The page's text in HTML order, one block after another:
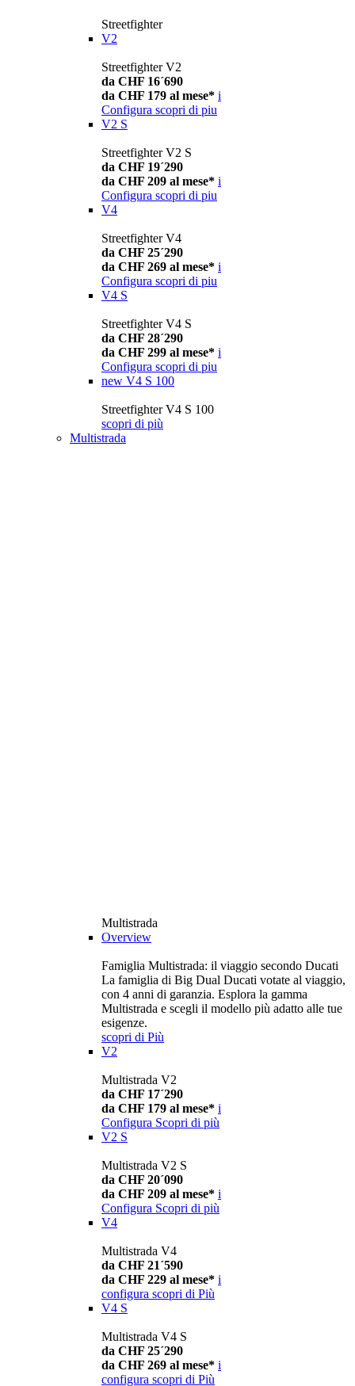
Streetfighter
V2
Streetfighter V2
da CHF 16´690
da CHF 179 al mese* i
Configura scopri di piu
V2 S
Streetfighter V2 S
da CHF 19´290
da CHF 209 al mese* i
Configura scopri di piu
V4
Streetfighter V4
da CHF 25´290
da CHF 269 al mese* i
Configura scopri di piu
V4 S
Streetfighter V4 S
da CHF 28´290
da CHF 299 al mese* i
Configura scopri di piu
new V4 S 100
Streetfighter V4 S 100
scopri di più
Multistrada
Multistrada
Overview
Famiglia Multistrada: il viaggio secondo Ducati
La famiglia di Big Dual Ducati votate al viaggio,
con 4 anni di garanzia. Esplora la gamma
Multistrada e scegli il modello più adatto alle tue
esigenze.
scopri di Più
V2
Multistrada V2
da CHF 17´290
da CHF 179 al mese* i
Configura Scopri di più
V2 S
Multistrada V2 S
da CHF 20´090
da CHF 209 al mese* i
Configura Scopri di più
V4
Multistrada V4
da CHF 21´590
da CHF 229 al mese* i
configura scopri di Più
V4 S
Multistrada V4 S
da CHF 25´290
da CHF 269 al mese* i
configura scopri di Più